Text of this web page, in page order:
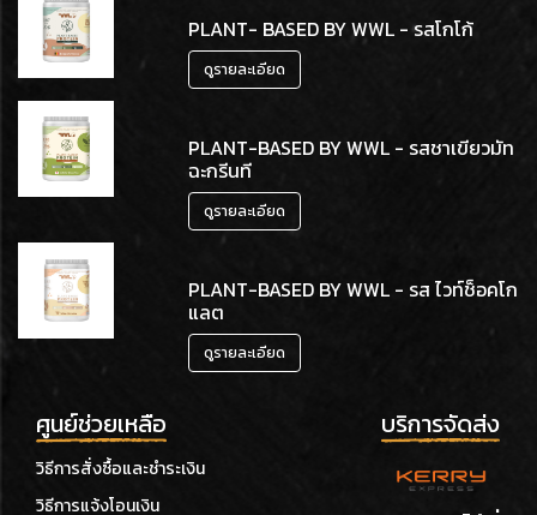
PLANT- BASED BY WWL - รสโกโก้
ดูรายละเอียด
PLANT-BASED BY WWL - รสชาเขียวมัท
ฉะกรีนที
ดูรายละเอียด
PLANT-BASED BY WWL - รส ไวท์ช็อคโก
แลต
ดูรายละเอียด
ศูนย์ช่วยเหลือ
วิธีการสั่งซื้อและชำระเงิน
วิธีการแจ้งโอนเงิน
บริการจัดส่ง